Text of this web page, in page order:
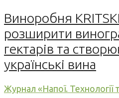
Виноробня
розширити
гектарів та
українські вина
Журнал «Напої. Технології